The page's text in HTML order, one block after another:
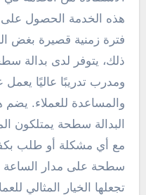
هذه الخدمة الحصول على
فترة زمنية قصيرة بغض
ومدرب تدريبًا عاليًا
والمساعدة للعملاء.
البدالة سطحة يمتلكون
مع أي مشكلة أو طلب
سطحة على مدار الساعة
تجعلها الخيار المثالي